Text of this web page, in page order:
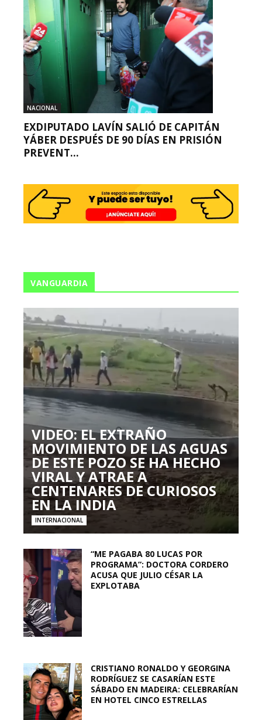
NACIONAL
EXDIPUTADO LAVÍN SALIÓ DE CAPITÁN
YÁBER DESPUÉS DE 90 DÍAS EN PRISIÓN
PREVENT...
VANGUARDIA
VIDEO: EL EXTRAÑO
MOVIMIENTO DE LAS AGUAS
DE ESTE POZO SE HA HECHO
VIRAL Y ATRAE A
CENTENARES DE CURIOSOS
EN LA INDIA
INTERNACIONAL
“ME PAGABA 80 LUCAS POR
PROGRAMA”: DOCTORA CORDERO
ACUSA QUE JULIO CÉSAR LA
EXPLOTABA
CRISTIANO RONALDO Y GEORGINA
RODRÍGUEZ SE CASARÍAN ESTE
SÁBADO EN MADEIRA: CELEBRARÍAN
EN HOTEL CINCO ESTRELLAS